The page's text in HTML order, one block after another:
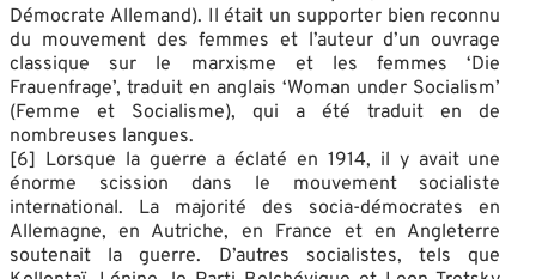
Démocrate Allemand). Il était un supporter bien reconnu
du mouvement des femmes et l’auteur d’un ouvrage
classique sur le marxisme et les femmes ‘Die
Frauenfrage’, traduit en anglais ‘Woman under Socialism’
(Femme et Socialisme), qui a été traduit en de
nombreuses langues.
[6] Lorsque la guerre a éclaté en 1914, il y avait une
énorme scission dans le mouvement socialiste
international. La majorité des socia-démocrates en
Allemagne, en Autriche, en France et en Angleterre
soutenait la guerre. D’autres socialistes, tels que